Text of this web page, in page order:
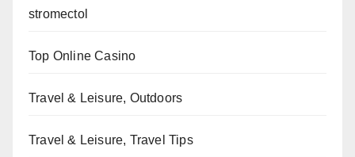
stromectol
Top Online Casino
Travel & Leisure, Outdoors
Travel & Leisure, Travel Tips